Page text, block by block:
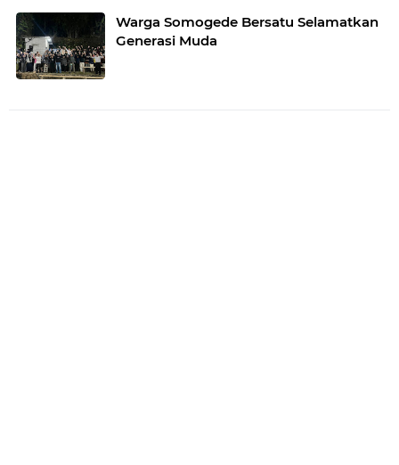
Warga Somogede Bersatu Selamatkan
Generasi Muda